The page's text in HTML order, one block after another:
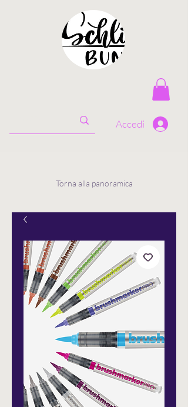
Accedi
Torna alla panoramica